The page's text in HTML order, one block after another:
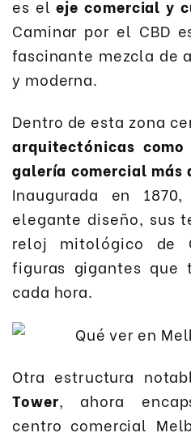
es eleje comercial y
Caminar por el CBD
fascinante mezcla de
y moderna.
Dentro de esta zona
arquitectónicas
galería comercial más
Inaugurada en
elegante diseño, sus
reloj mitológico de
figuras gigantes que
cada hora.
Otra estructura
Tower, ahora
centro comercial